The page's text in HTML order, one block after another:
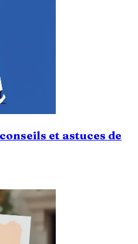
et astuces de